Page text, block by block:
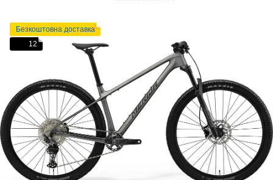
Безкоштовна доставка
12